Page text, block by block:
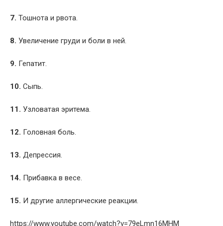
7. Тошнота и рвота.
8. Увеличение груди и боли в ней.
9. Гепатит.
10. Сыпь.
11. Узловатая эритема.
12. Головная боль.
13. Депрессия.
14. Прибавка в весе.
15. И другие аллергические реакции.
https://www.youtube.com/watch?v=79eLmn16MHM